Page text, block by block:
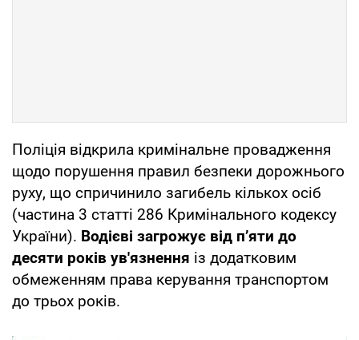
Поліція відкрила кримінальне провадження
щодо порушення правил безпеки дорожнього
руху, що спричинило загибель кількох осіб
(частина 3 статті 286 Кримінального кодексу
України). Водієві загрожує від п’яти до
десяти років ув'язнення із додатковим
обмеженням права керування транспортом
до трьох років.